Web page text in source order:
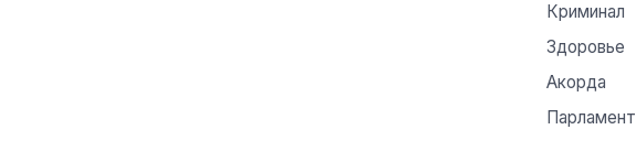
Криминал
Здоровье
Акорда
Парламент